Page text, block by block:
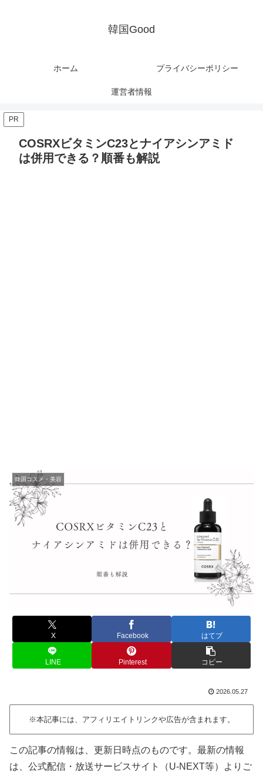
韓国Good
ホーム プライバシーポリシー
運営者情報
PR
COSRXビタミンC23とナイアシンアミド
は併用できる？順番も解説
韓国コスメ・美容
X Facebook はてブ
LINE Pinterest コピー
2026.05.27
※本記事には、アフィリエイトリンクや広告が含まれます。
この記事の情報は、更新日時点のものです。最新の情報
は、公式配信・放送サービスサイト（U-NEXT等）よりご